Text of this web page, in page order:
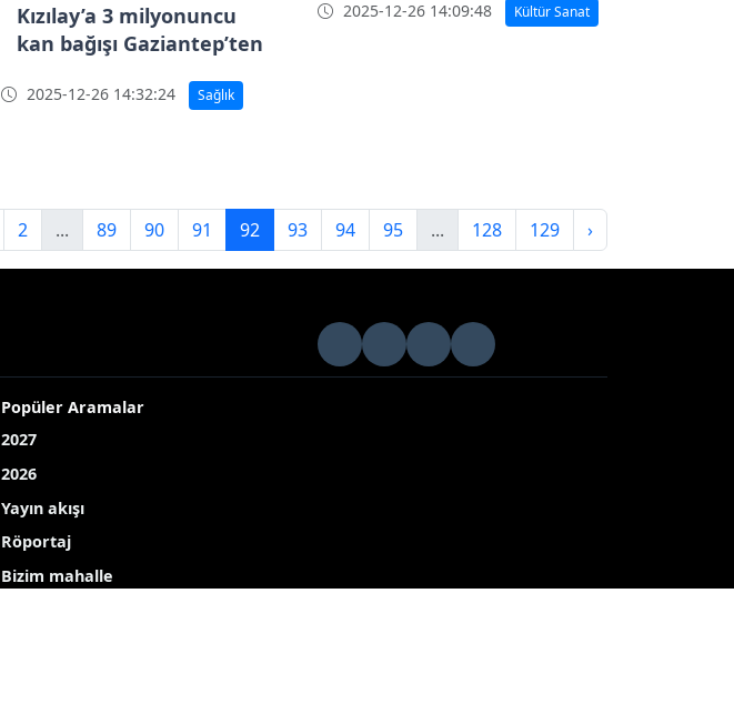
Kızılay’a 3 milyonuncu
kan bağışı Gaziantep’ten
2025-12-26 14:32:24 Sağlık
SANKO Sanat Galerisi’nde
2 ... 89 90 91 92 93 94 95 ... 128 129 ›
Popüler Aramalar
2027
2026
Yayın akışı
Röportaj
Bizim mahalle